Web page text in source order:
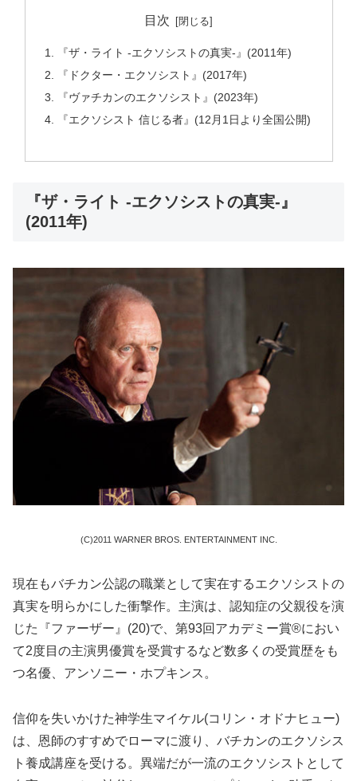
目次
『ザ・ライト -エクソシストの真実-』(2011年)
『ドクター・エクソシスト』(2017年)
『ヴァチカンのエクソシスト』(2023年)
『エクソシスト 信じる者』(12月1日より全国公開)
『ザ・ライト -エクソシストの真実-』
(2011年)
(C)2011 WARNER BROS. ENTERTAINMENT INC.
現在もバチカン公認の職業として実在するエクソシストの
真実を明らかにした衝撃作。主演は、認知症の父親役を演
じた『ファーザー』(20)で、第93回アカデミー賞®におい
て2度目の主演男優賞を受賞するなど数多くの受賞歴をも
つ名優、アンソニー・ホプキンス。
信仰を失いかけた神学生マイケル(コリン・オドナヒュー)
は、恩師のすすめでローマに渡り、バチカンのエクソシス
ト養成講座を受ける。異端だが一流のエクソシストとして